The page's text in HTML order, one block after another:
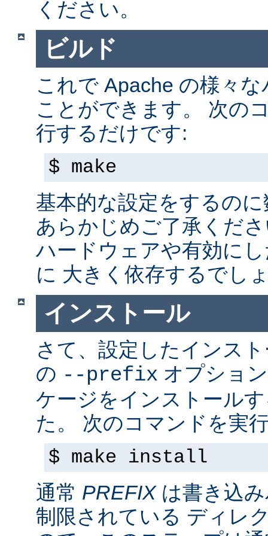
ください。
ビルド
これで Apache の様々
ことができます。 次の
行するだけです:
$ make
基本的な設定をするの
あらかじめご了承くだ
ハードウェアや有効に
に 大きく依存するでし
インストール
さて、設定したインス
の --prefix オプショ
ケージをインストール
た。 次のコマンドを実
$ make install
通常 PREFIXは書き込
制限されている ディレ